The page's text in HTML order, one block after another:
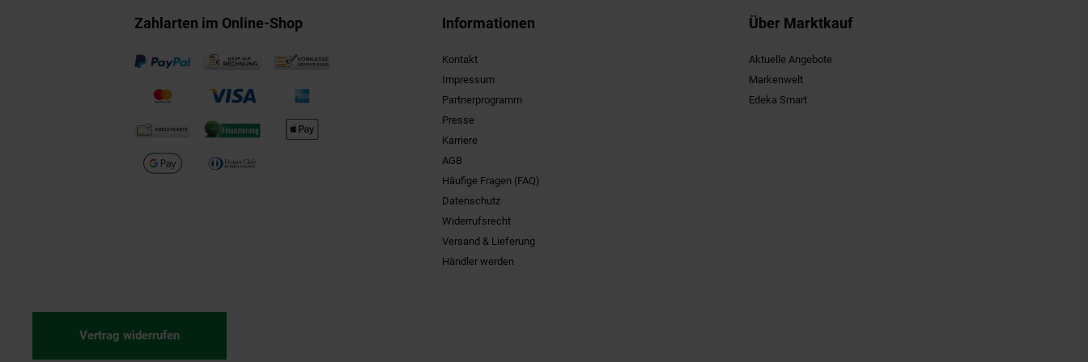
Zahlarten im Online-Shop Informationen
Kontakt
Impressum
Partnerprogramm
Presse
Karriere
AGB
Häufige Fragen (FAQ)
Datenschutz
Widerrufsrecht
Versand & Lieferung
Händler werden
Über Marktkauf
Aktuelle Angebote
Markenwelt
Edeka Smart
Vertrag widerrufen